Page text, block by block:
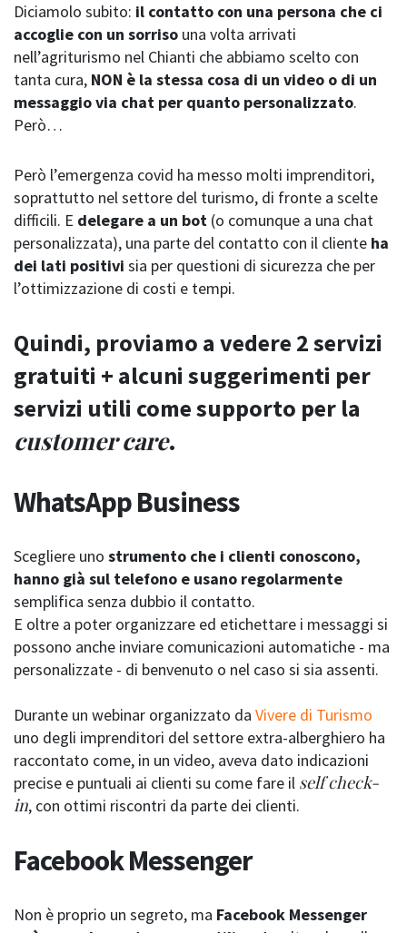
Diciamolo subito: il contatto con una persona che ci
accoglie con un sorriso una volta arrivati
nell’agriturismo nel Chianti che abbiamo scelto con
tanta cura, NON è la stessa cosa di un video o di un
messaggio via chat per quanto personalizzato.
Però…
Però l’emergenza covid ha messo molti imprenditori,
soprattutto nel settore del turismo, di fronte a scelte
difficili. E delegare a un bot (o comunque a una chat
personalizzata), una parte del contatto con il cliente ha
dei lati positivi sia per questioni di sicurezza che per
l’ottimizzazione di costi e tempi.
Quindi, proviamo a vedere 2 servizi
gratuiti + alcuni suggerimenti per
servizi utili come supporto per la
customer care.
WhatsApp Business
Scegliere uno strumento che i clienti conoscono,
hanno già sul telefono e usano regolarmente
semplifica senza dubbio il contatto.
E oltre a poter organizzare ed etichettare i messaggi si
possono anche inviare comunicazioni automatiche - ma
personalizzate - di benvenuto o nel caso si sia assenti.
Durante un webinar organizzato da Vivere di Turismo
uno degli imprenditori del settore extra-alberghiero ha
raccontato come, in un video, aveva dato indicazioni
precise e puntuali ai clienti su come fare il self check-
in, con ottimi riscontri da parte dei clienti.
Facebook Messenger
Non è proprio un segreto, ma Facebook Messenger